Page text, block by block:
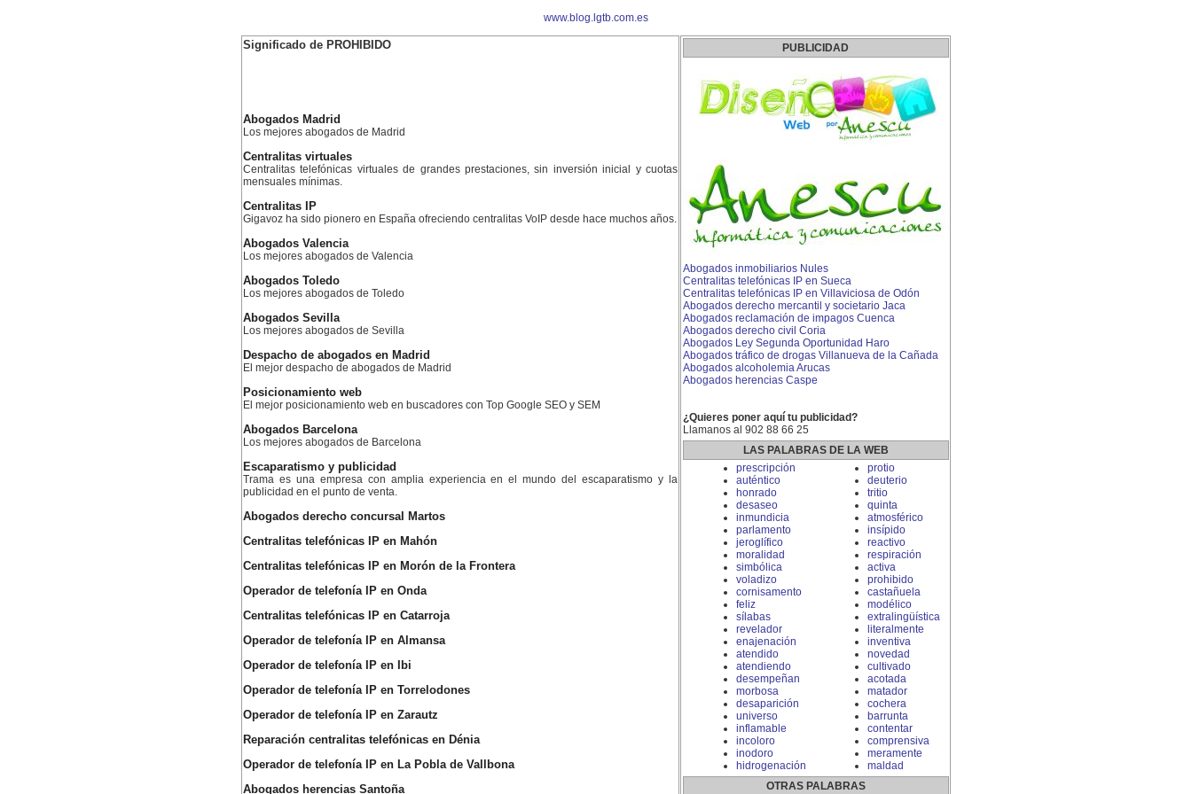
www.blog.lgtb.com.es
Significado de PROHIBIDO
Abogados Madrid
Los mejores abogados de Madrid
Centralitas virtuales
Centralitas telefónicas virtuales de grandes prestaciones, sin inversión inicial y cuotas
mensuales mínimas.
Centralitas IP
Gigavoz ha sido pionero en España ofreciendo centralitas VoIP desde hace muchos años.
Abogados Valencia
Los mejores abogados de Valencia
Abogados Toledo
Los mejores abogados de Toledo
Abogados Sevilla
Los mejores abogados de Sevilla
Despacho de abogados en Madrid
El mejor despacho de abogados de Madrid
Posicionamiento web
El mejor posicionamiento web en buscadores con Top Google SEO y SEM
Abogados Barcelona
Los mejores abogados de Barcelona
Escaparatismo y publicidad
Trama es una empresa con amplia experiencia en el mundo del escaparatismo y la
publicidad en el punto de venta.
Abogados derecho concursal Martos
Centralitas telefónicas IP en Mahón
Centralitas telefónicas IP en Morón de la Frontera
Operador de telefonía IP en Onda
Centralitas telefónicas IP en Catarroja
Operador de telefonía IP en Almansa
Operador de telefonía IP en Ibi
Operador de telefonía IP en Torrelodones
Operador de telefonía IP en Zarautz
Reparación centralitas telefónicas en Dénia
Operador de telefonía IP en La Pobla de Vallbona
Abogados herencias Santoña
PUBLICIDAD
Abogados inmobiliarios Nules
Centralitas telefónicas IP en Sueca
Centralitas telefónicas IP en Villaviciosa de Odón
Abogados derecho mercantil y societario Jaca
Abogados reclamación de impagos Cuenca
Abogados derecho civil Coria
Abogados Ley Segunda Oportunidad Haro
Abogados tráfico de drogas Villanueva de la Cañada
Abogados alcoholemia Arucas
Abogados herencias Caspe
¿Quieres poner aquí tu publicidad?
Llamanos al 902 88 66 25
LAS PALABRAS DE LA WEB
prescripción
auténtico
honrado
desaseo
inmundicia
parlamento
jeroglífico
moralidad
simbólica
voladizo
cornisamento
feliz
sílabas
revelador
enajenación
atendido
atendiendo
desempeñan
morbosa
desaparición
universo
inflamable
incoloro
inodoro
hidrogenación
protio
deuterio
tritio
quinta
atmosférico
insípido
reactivo
respiración
activa
prohibido
castañuela
modélico
extralingüística
literalmente
inventiva
novedad
cultivado
acotada
matador
cochera
barrunta
contentar
comprensiva
meramente
maldad
OTRAS PALABRAS